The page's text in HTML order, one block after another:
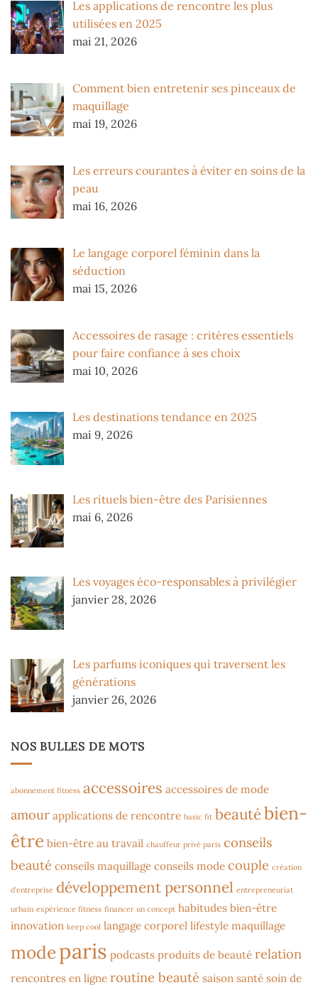
Les applications de rencontre les plus
utilisées en 2025
mai 21, 2026
Comment bien entretenir ses pinceaux de
maquillage
mai 19, 2026
Les erreurs courantes à éviter en soins de la
peau
mai 16, 2026
Le langage corporel féminin dans la
séduction
mai 15, 2026
Accessoires de rasage : critères essentiels
pour faire confiance à ses choix
mai 10, 2026
Les destinations tendance en 2025
mai 9, 2026
Les rituels bien-être des Parisiennes
mai 6, 2026
Les voyages éco-responsables à privilégier
janvier 28, 2026
Les parfums iconiques qui traversent les
générations
janvier 26, 2026
NOS BULLES DE MOTS
abonnement fitness accessoires accessoires de mode
amour applications de rencontre basic fit beautébien-
être bien-être au travail chauffeur privé paris conseils
beauté conseils maquillage conseils mode couple création
d'entreprise développement personnel entrepreneuriat
urbain expérience fitness financer un concept habitudes bien-être
innovation keep cool langage corporel lifestyle maquillage
modeparis podcasts produits de beauté relation
rencontres en ligne routine beauté saison santé soin de